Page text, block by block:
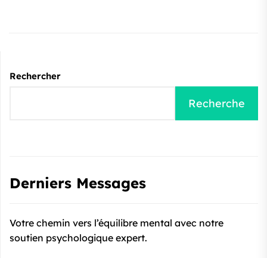
Rechercher
Recherche
Derniers Messages
Votre chemin vers l’équilibre mental avec notre
soutien psychologique expert.